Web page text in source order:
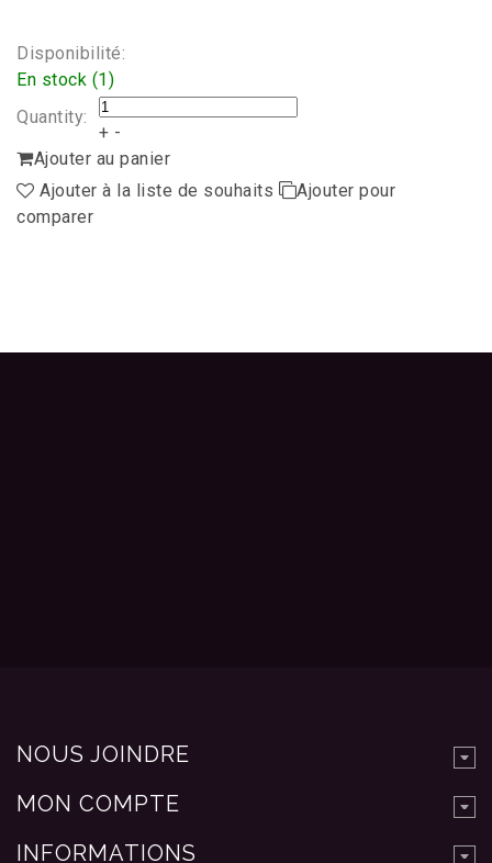
Disponibilité:
En stock (1)
Quantity:
+ -
Ajouter au panier
Ajouter à la liste de souhaits
Ajouter pour
comparer
NOUS JOINDRE
MON COMPTE
INFORMATIONS